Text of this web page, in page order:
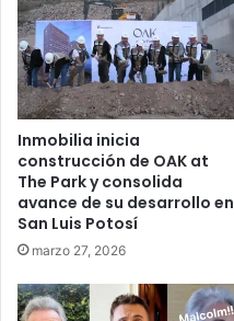
Inmobilia inicia
construcción de OAK at
The Park y consolida
avance de su desarrollo en
San Luis Potosí
marzo 27, 2026